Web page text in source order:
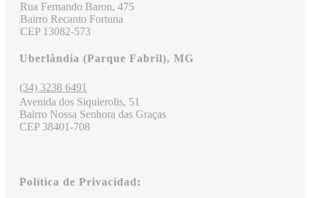
Rua Fernando Baron, 475
Bairro Recanto Fortuna
CEP 13082-573
Uberlândia (Parque Fabril), MG
(34) 3238 6491
Avenida dos Siquierolis, 51
Bairro Nossa Senhora das Graças
CEP 38401-708
Política de Privacidad: